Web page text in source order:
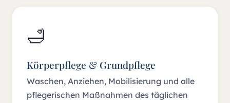
🛁
Körperpflege & Grundpflege
Waschen, Anziehen, Mobilisierung und alle
pflegerischen Maßnahmen des täglichen